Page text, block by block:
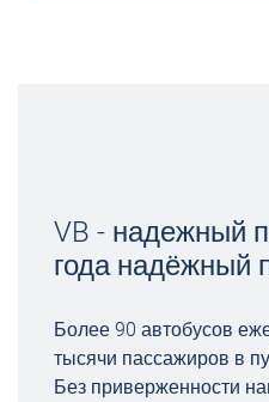
VB - надежный
года надёжный
Более 90 автобусов
тысячи пассажиров в
Без приверженности